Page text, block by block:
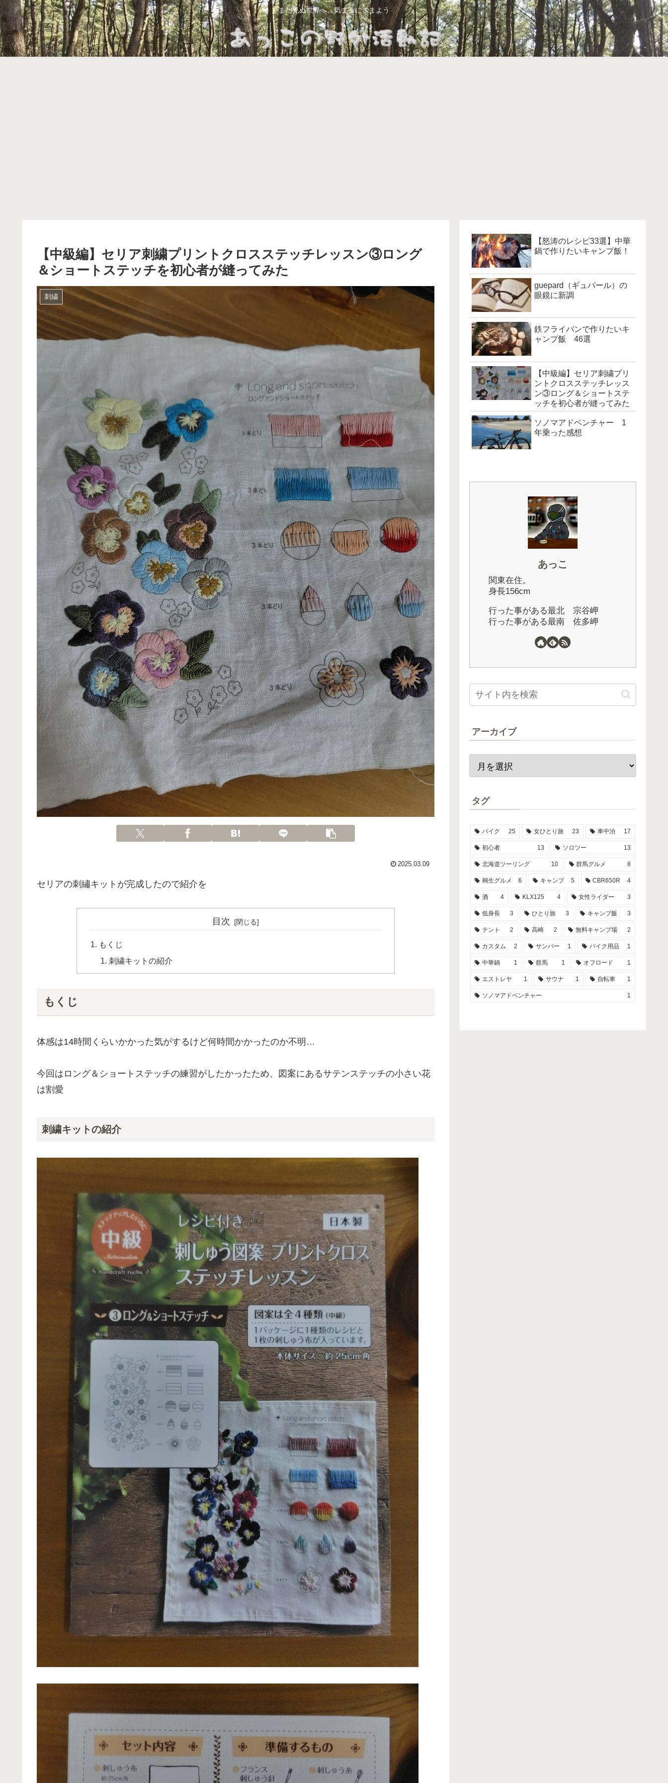
まだ見ぬ世界へ、気ままにさまよう
【中級編】セリア刺繍プリントクロスステッチレッスン③ロング
＆ショートステッチを初心者が縫ってみた
刺繍
2025.03.09
セリアの刺繡キットが完成したので紹介を
目次
もくじ
刺繍キットの紹介
もくじ
体感は14時間くらいかかった気がするけど何時間かかったのか不明…
今回はロング＆ショートステッチの練習がしたかったため、図案にあるサテンステッチの小さい花
は割愛
刺繍キットの紹介
【怒涛のレシピ33選】中華
鍋で作りたいキャンプ飯！
guepard（ギュパール）の
眼鏡に新調
鉄フライパンで作りたいキ
ャンプ飯 46選
【中級編】セリア刺繍プリ
ントクロスステッチレッス
ン③ロング＆ショートステ
ッチを初心者が縫ってみた
ソノマアドベンチャー 1
年乗った感想
あっこ
関東在住。
身長156cm
行った事がある最北 宗谷岬
行った事がある最南 佐多岬
アーカイブ
タグ
バイク 25 女ひとり旅 23 車中泊 17
初心者 13 ソロツー 13
北海道ツーリング 10 群馬グルメ 8
桐生グルメ 6 キャンプ 5 CBR650R 4
酒 4 KLX125 4 女性ライダー 3
低身長 3 ひとり旅 3 キャンプ飯 3
テント 2 高崎 2 無料キャンプ場 2
カスタム 2 サンバー 1 バイク用品 1
中華鍋 1 群馬 1 オフロード 1
エストレヤ 1 サウナ 1 自転車 1
ソノマアドベンチャー 1